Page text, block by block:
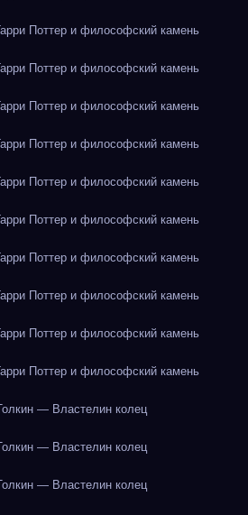
Поттер и философский камень
Поттер и философский камень
Поттер и философский камень
Поттер и философский камень
Поттер и философский камень
Поттер и философский камень
Поттер и философский камень
Поттер и философский камень
Поттер и философский камень
Поттер и философский камень
— Властелин колец
— Властелин колец
— Властелин колец